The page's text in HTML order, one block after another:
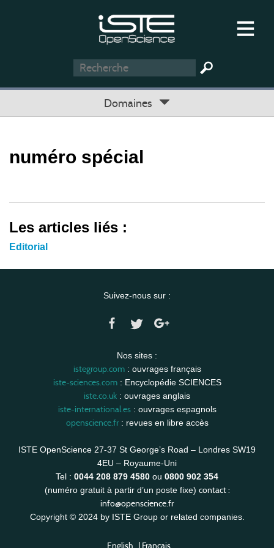
Domaines
numéro spécial
Les articles liés :
Editorial
Suivez-nous sur :
Nos sites :
istegroup.com: ouvrages français
iste-sciences.com: Encyclopédie SCIENCES
iste.co.uk : ouvrages anglais
iste-international.es: ouvrages espagnols
openscience.fr: revues en libre accès
ISTE OpenScience 27-37 St George’s Road – Londres SW19
4EU – Royaume-Uni
Tel : 0044 208 879 4580 ou 0800 902 354
(numéro gratuit à partir d’un poste fixe) contact :
info@openscience.fr
Copyright © 2024 by ISTE Group or related companies.
English | Français